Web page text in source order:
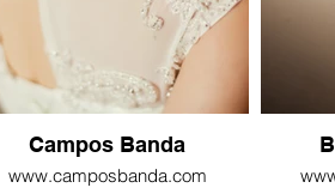
Campos Banda
www.camposbanda.com